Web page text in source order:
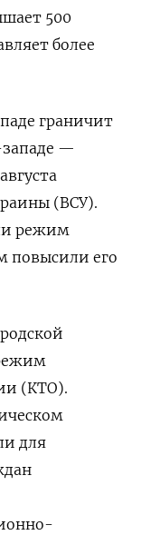
500
более
граничит
западе —
(ВСУ).
режим
повысили его
(КТО).
для